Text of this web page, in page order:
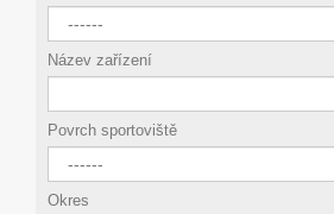
Název zařízení
Povrch sportoviště
Okres